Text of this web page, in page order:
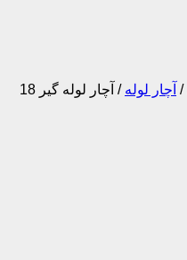
/ آچار لوله /
آچار لوله گیر 18